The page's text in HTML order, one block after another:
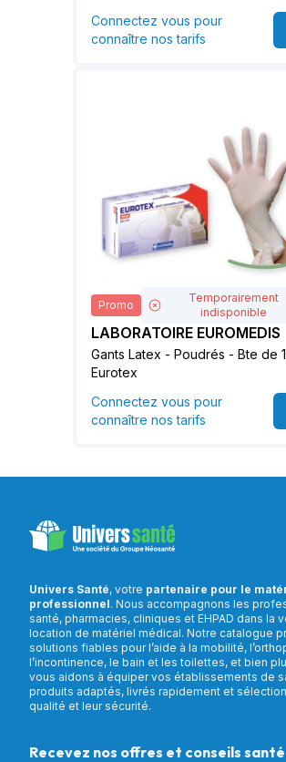
Connectez vous pour
connaître nos tarifs
Promo
Temporairement
indisponible
LABORATOIRE EUROMEDIS
Gants Latex - Poudrés - Bte de
Eurotex
Connectez vous pour
connaître nos tarifs
Univers Santé, votre partenaire pour le
professionnel. Nous accompagnons les
santé, pharmacies, cliniques et EHPAD dans la
location de matériel médical. Notre catalogue
solutions fiables pour l’aide à la mobilité,
l’incontinence, le bain et les toilettes, et bien
vous aidons à équiper vos établissements de
produits adaptés, livrés rapidement et
qualité et leur sécurité.
Recevez nos offres et conseils